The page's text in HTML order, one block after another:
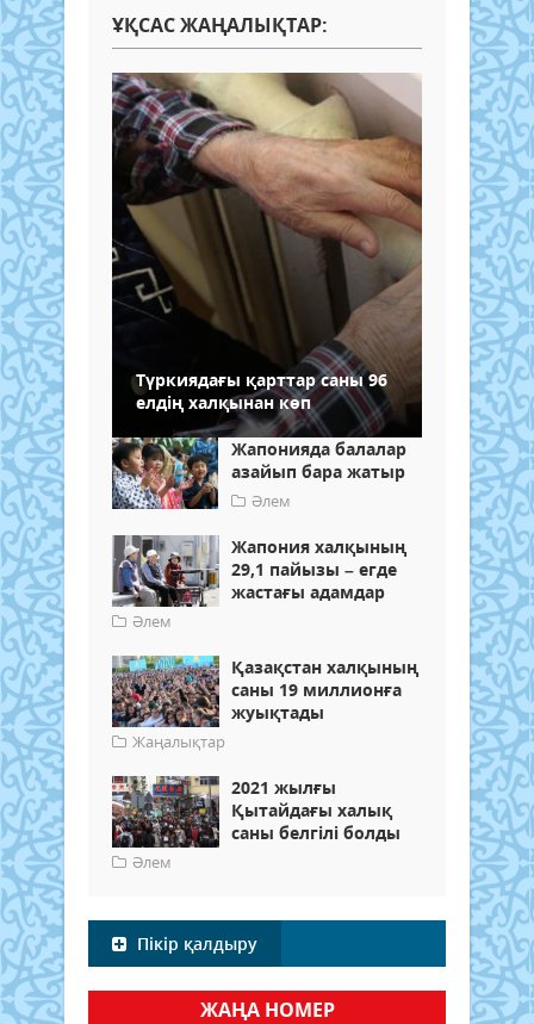
ҰҚСАС ЖАҢАЛЫҚТАР:
Түркиядағы қарттар саны 96
елдің халқынан көп
Жапонияда балалар
азайып бара жатыр
Әлем
Жапония халқының
29,1 пайызы – егде
жастағы адамдар
Әлем
Қазақстан халқының
саны 19 миллионға
жуықтады
Жаңалықтар
2021 жылғы
Қытайдағы халық
саны белгілі болды
Әлем
Пікір қалдыру
ЖАҢА НОМЕР